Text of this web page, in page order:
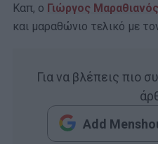
Καπ, ο Γιώργος Μαραθιανός
και μαραθώνιο τελικό με
Για να βλέπεις πιο
Add